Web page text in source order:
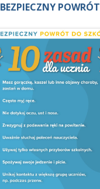
BEZPIECZNY POWRÓT